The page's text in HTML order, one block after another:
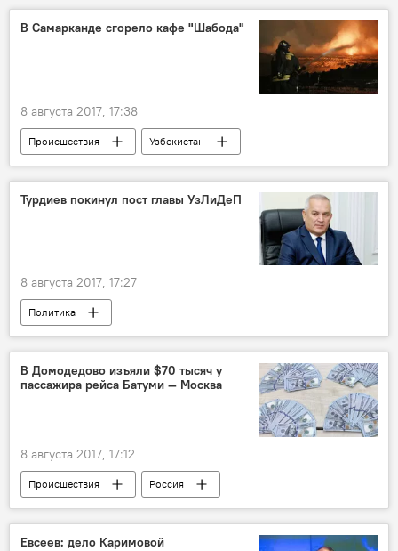
В Самарканде сгорело кафе "Шабода"
8 августа 2017, 17:38
Происшествия
Узбекистан
Самарканд
Турдиев покинул пост главы УзЛиДеП
8 августа 2017, 17:27
Политика
В Домодедово изъяли $70 тысяч у
пассажира рейса Батуми — Москва
8 августа 2017, 17:12
Происшествия
Россия
Домодедово
Таможня
контрабанда
Евсеев: дело Каримовой